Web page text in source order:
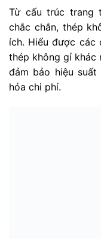
Từ cấu trúc trang
chắc chắn, thép
ích. Hiểu được các
thép không gỉ khác
đảm bảo hiệu
hóa chi phí.